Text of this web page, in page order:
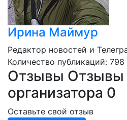
Ирина Маймур
Редактор новостей и
Количество публикаций: 798
Отзывы Отзывы
организатора 0
Оставьте свой отзыв